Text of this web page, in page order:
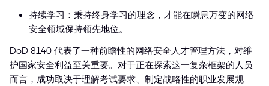
持续学习：秉持终身学习的理念，才能在瞬息万变的网络
安全领域保持领先地位。
DoD 8140 代表了一种前瞻性的网络安全人才管理方法，对维
护国家安全利益至关重要。对于正在探索这一复杂框架的人员
而言，成功取决于理解考试要求、制定战略性的职业发展规